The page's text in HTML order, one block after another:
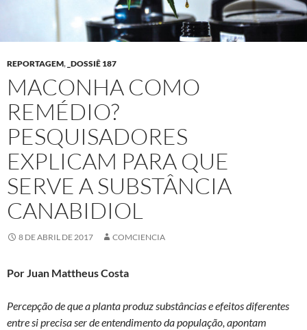
REPORTAGEM, _DOSSIÊ 187
MACONHA COMO
REMÉDIO?
PESQUISADORES
EXPLICAM PARA QUE
SERVE A SUBSTÂNCIA
CANABIDIOL
8 DE ABRIL DE 2017 COMCIENCIA
Por Juan Mattheus Costa
Percepção de que a planta produz substâncias e efeitos diferentes
entre si precisa ser de entendimento da população, apontam